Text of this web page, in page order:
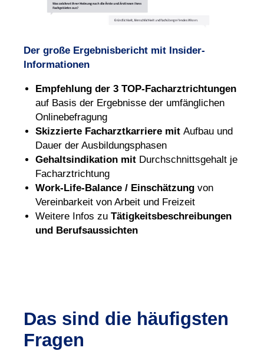
Der große Ergebnisbericht mit Insider-
Informationen
Empfehlung der 3 TOP-Facharztrichtungen
auf Basis der Ergebnisse der umfänglichen
Onlinebefragung
Skizzierte Facharztkarriere mit Aufbau und
Dauer der Ausbildungsphasen
Gehaltsindikation mit Durchschnittsgehalt je
Facharztrichtung
Work-Life-Balance / Einschätzung von
Vereinbarkeit von Arbeit und Freizeit
Weitere Infos zu Tätigkeitsbeschreibungen
und Berufsaussichten
Das sind die häufigsten
Fragen